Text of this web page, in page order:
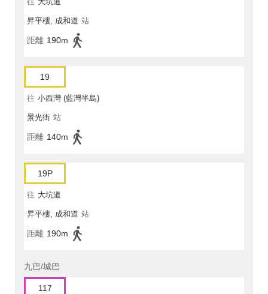
昇平樓, 成和道 站
距離 190m
19
往 小西灣 (藍灣半島)
景光街 站
距離 140m
19P
往 大坑道
昇平樓, 成和道 站
距離 190m
九巴/城巴
117